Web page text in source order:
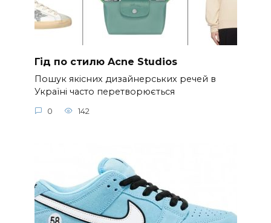
Гід по стилю Acne Studios
Пошук якісних дизайнерських речей в
Україні часто перетворюється
0 142